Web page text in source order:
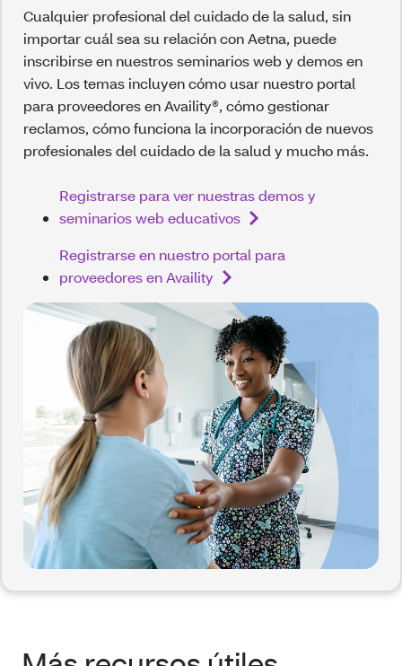
Cualquier profesional del cuidado de la salud, sin
importar cuál sea su relación con Aetna, puede
inscribirse en nuestros seminarios web y demos en
vivo. Los temas incluyen cómo usar nuestro portal
para proveedores en Availity®, cómo gestionar
reclamos, cómo funciona la incorporación de nuevos
profesionales del cuidado de la salud y mucho más.
Registrarse para ver nuestras demos y
seminarios web educativos
Registrarse en nuestro portal para
proveedores en Availity